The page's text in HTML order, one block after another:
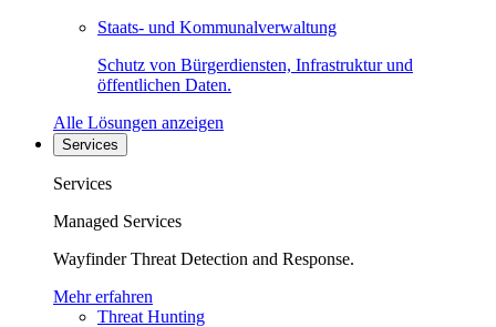
Staats- und Kommunalverwaltung
Schutz von Bürgerdiensten, Infrastruktur und
öffentlichen Daten.
Alle Lösungen anzeigen
Services
Services
Managed Services
Wayfinder Threat Detection and Response.
Mehr erfahren
Threat Hunting